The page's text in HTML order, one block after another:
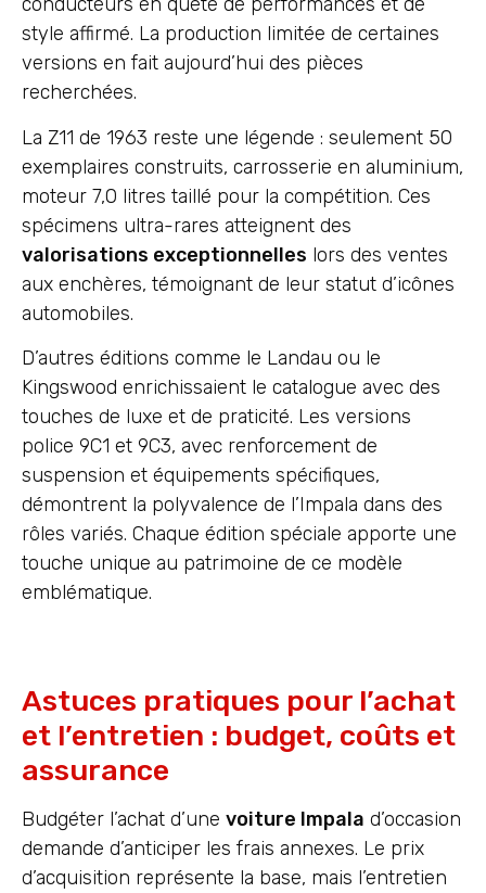
style affirmé. La production limitée de certaines
versions en fait aujourd’hui des pièces
recherchées.
La Z11 de 1963 reste une légende : seulement 50
exemplaires construits, carrosserie en aluminium,
moteur 7,0 litres taillé pour la compétition. Ces
spécimens ultra-rares atteignent des
valorisations exceptionnelles lors des ventes
aux enchères, témoignant de leur statut d’icônes
automobiles.
D’autres éditions comme le Landau ou le
Kingswood enrichissaient le catalogue avec des
touches de luxe et de praticité. Les versions
police 9C1 et 9C3, avec renforcement de
suspension et équipements spécifiques,
démontrent la polyvalence de l’Impala dans des
rôles variés. Chaque édition spéciale apporte une
touche unique au patrimoine de ce modèle
emblématique.
Astuces pratiques pour l’achat
et l’entretien : budget, coûts et
assurance
Budgéter l’achat d’une voiture Impala d’occasion
demande d’anticiper les frais annexes. Le prix
d’acquisition représente la base, mais l’entretien